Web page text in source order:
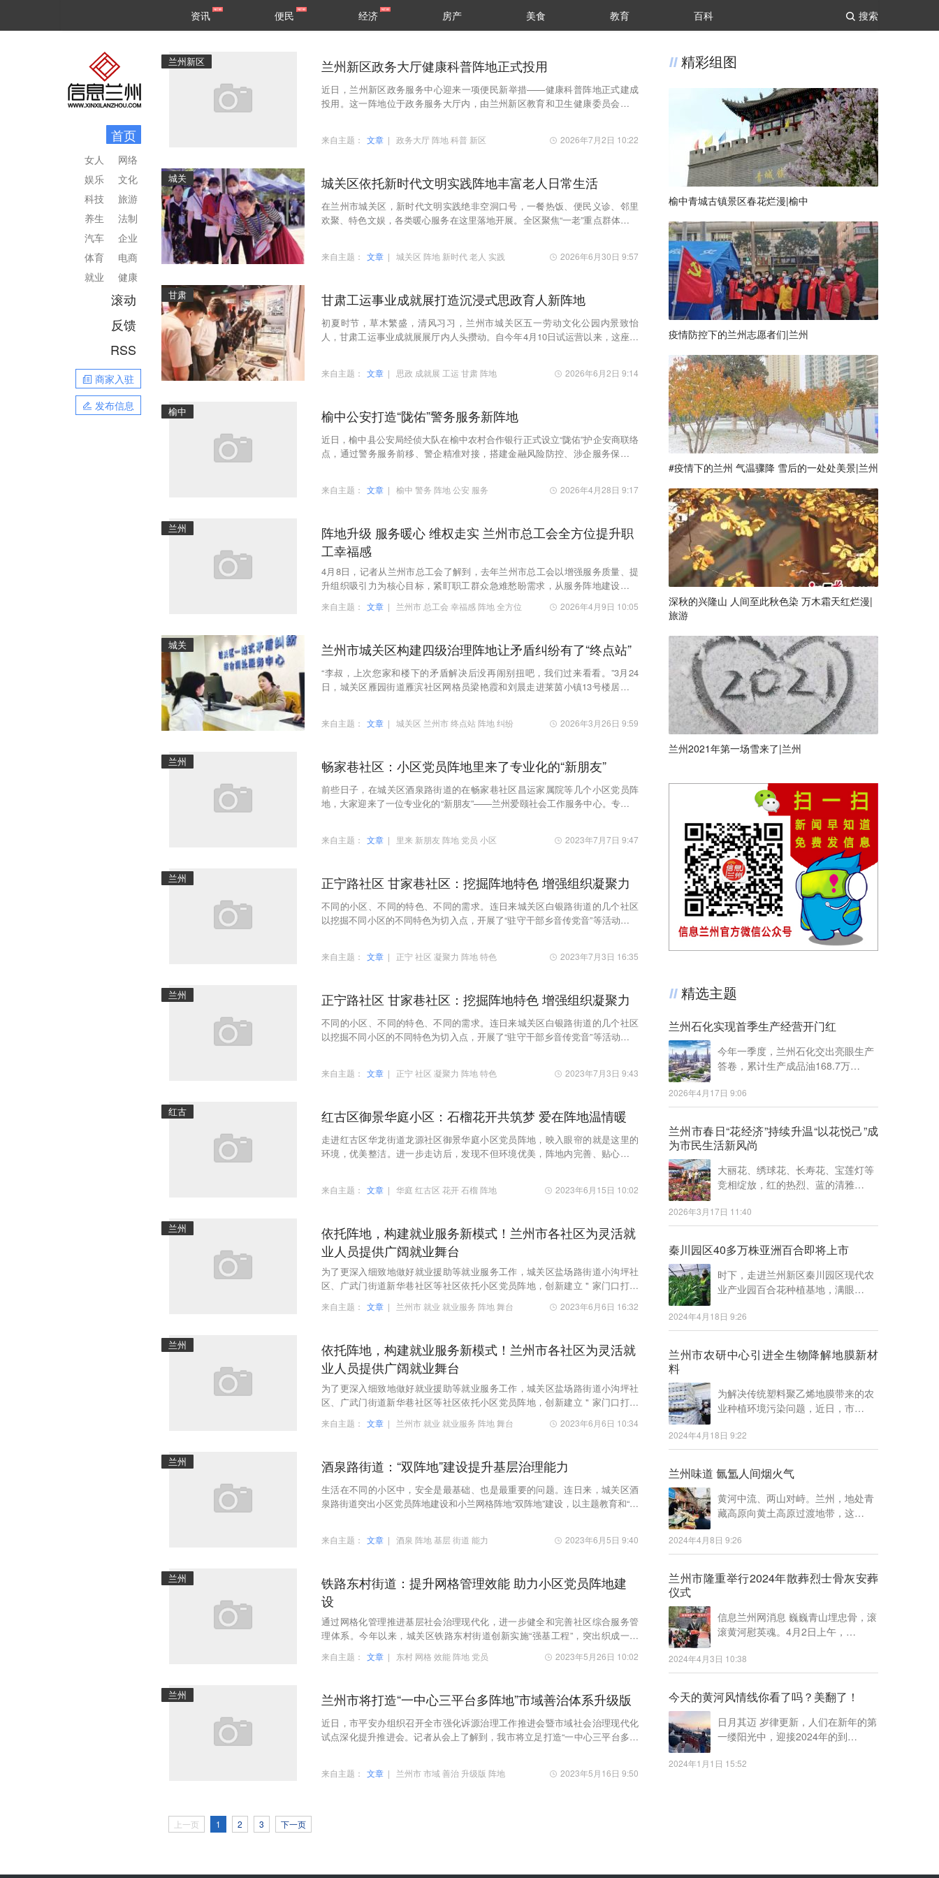
搜索
区县
资讯 便民 经济 房产 美食 教育 百科
首页
网络
文化
旅游
法制
企业
电商
健康
女人
娱乐
科技
养生
汽车
体育
就业
滚动
反馈
RSS
商家入驻
发布信息
兰州新区 兰州新区政务大厅健康科普阵地正式投用
近日，兰州新区政务服务中心迎来一项便民新举措——健康科普阵地正式建成
投用。这一阵地位于政务服务大厅内，由兰州新区教育和卫生健康委员会（疾
来自主题： 文章 | 政务大厅 阵地科普 新区 2026年7月2日 10:22
城关 城关区依托新时代文明实践阵地丰富老人日常生活
在兰州市城关区，新时代文明实践绝非空洞口号，一餐热饭、便民义诊、邻里
欢聚、特色文娱，各类暖心服务在这里落地开展。全区聚焦“一老”重点群体，摒
来自主题： 文章 | 城关区 阵地 新时代 老人 实践 2026年6月30日 9:57
甘肃 甘肃工运事业成就展打造沉浸式思政育人新阵地
初夏时节，草木繁盛，清风习习，兰州市城关区五一劳动文化公园内景致怡
人，甘肃工运事业成就展展厅内人头攒动。自今年4月10日试运营以来，这座承
来自主题： 文章 | 思政 成就展 工运 甘肃 阵地 2026年6月2日 9:14
榆中 榆中公安打造“陇佑”警务服务新阵地
近日，榆中县公安局经侦大队在榆中农村合作银行正式设立“陇佑”护企安商联络
点，通过警务服务前移、警企精准对接，搭建金融风险防控、涉企服务保障的
来自主题： 文章 | 榆中 警务 阵地公安 服务 2026年4月28日 9:17
兰州
阵地升级 服务暖心 维权走实 兰州市总工会全方位提升职
工幸福感
4月8日，记者从兰州市总工会了解到，去年兰州市总工会以增强服务质量、提
升组织吸引力为核心目标，紧盯职工群众急难愁盼需求，从服务阵地建设、普
来自主题： 文章 | 兰州市 总工会 幸福感 阵地全方位 2026年4月9日 10:05
城关 兰州市城关区构建四级治理阵地让矛盾纠纷有了“终点站”
“李叔，上次您家和楼下的矛盾解决后没再闹别扭吧，我们过来看看。”3月24
日，城关区雁园街道雁滨社区网格员梁艳霞和刘晨走进莱茵小镇13号楼居民李
来自主题： 文章 | 城关区 兰州市终点站 阵地纠纷 2026年3月26日 9:59
兰州 畅家巷社区：小区党员阵地里来了专业化的“新朋友”
前些日子，在城关区酒泉路街道的在畅家巷社区昌运家属院等几个小区党员阵
地，大家迎来了一位专业化的“新朋友”——兰州爱颐社会工作服务中心。专业化
来自主题： 文章 | 里来 新朋友 阵地 党员 小区 2023年7月7日 9:47
兰州 正宁路社区 甘家巷社区：挖掘阵地特色 增强组织凝聚力
不同的小区、不同的特色、不同的需求。连日来城关区白银路街道的几个社区
以挖掘不同小区的不同特色为切入点，开展了“驻守干部乡音传党音”等活动，让
来自主题： 文章 | 正宁社区 凝聚力 阵地特色 2023年7月3日 16:35
兰州 正宁路社区 甘家巷社区：挖掘阵地特色 增强组织凝聚力
不同的小区、不同的特色、不同的需求。连日来城关区白银路街道的几个社区
以挖掘不同小区的不同特色为切入点，开展了“驻守干部乡音传党音”等活动，让
来自主题： 文章 | 正宁社区 凝聚力 阵地特色 2023年7月3日 9:43
红古 红古区御景华庭小区：石榴花开共筑梦 爱在阵地温情暖
走进红古区华龙街道龙源社区御景华庭小区党员阵地，映入眼帘的就是这里的
环境，优美整洁。进一步走访后，发现不但环境优美，阵地内完善、贴心、细
来自主题： 文章 | 华庭 红古区 花开石榴 阵地 2023年6月15日 10:02
兰州
依托阵地，构建就业服务新模式！兰州市各社区为灵活就
业人员提供广阔就业舞台
为了更深入细致地做好就业援助等就业服务工作，城关区盐场路街道小沟坪社
区、广武门街道新华巷社区等社区依托小区党员阵地，创新建立 " 家门口打工
来自主题： 文章 | 兰州市 就业 就业服务 阵地舞台 2023年6月6日 16:32
兰州
依托阵地，构建就业服务新模式！兰州市各社区为灵活就
业人员提供广阔就业舞台
为了更深入细致地做好就业援助等就业服务工作，城关区盐场路街道小沟坪社
区、广武门街道新华巷社区等社区依托小区党员阵地，创新建立 " 家门口打工
来自主题： 文章 | 兰州市 就业 就业服务 阵地舞台 2023年6月6日 10:34
兰州 酒泉路街道：“双阵地”建设提升基层治理能力
生活在不同的小区中，安全是最基础、也是最重要的问题。连日来，城关区酒
泉路街道突出小区党员阵地建设和小兰网格阵地“双阵地”建设，以主题教育和“三
来自主题： 文章 | 酒泉 阵地 基层 街道 能力 2023年6月5日 9:40
兰州
铁路东村街道：提升网格管理效能 助力小区党员阵地建
设
通过网格化管理推进基层社会治理现代化，进一步健全和完善社区综合服务管
理体系。今年以来，城关区铁路东村街道创新实施“强基工程”，突出织成一张
来自主题： 文章 | 东村 网格 效能 阵地 党员 2023年5月26日 10:02
兰州 兰州市将打造“一中心三平台多阵地”市域善治体系升级版
近日，市平安办组织召开全市强化诉源治理工作推进会暨市域社会治理现代化
试点深化提升推进会。记者从会上了解到，我市将立足打造“一中心三平台多阵
来自主题： 文章 | 兰州市市域 善治 升级版 阵地 2023年5月16日 9:50
上一页 1 2 3 下一页
精彩组图
榆中青城古镇景区春花烂漫|榆中
疫情防控下的兰州志愿者们|兰州
#疫情下的兰州 气温骤降 雪后的一处处美景|兰州
深秋的兴隆山 人间至此秋色染 万木霜天红烂漫|
旅游
兰州2021年第一场雪来了|兰州
精选主题
兰州石化实现首季生产经营开门红
今年一季度，兰州石化交出亮眼生产
答卷，累计生产成品油168.7万…
2026年4月17日 9:06
兰州市春日“花经济”持续升温“以花悦己”成
为市民生活新风尚
大丽花、绣球花、长寿花、宝莲灯等
竞相绽放，红的热烈、蓝的清雅…
2026年3月17日 11:40
秦川园区40多万株亚洲百合即将上市
时下，走进兰州新区秦川园区现代农
业产业园百合花种植基地，满眼…
2024年4月18日 9:26
兰州市农研中心引进全生物降解地膜新材
料
为解决传统塑料聚乙烯地膜带来的农
业种植环境污染问题，近日，市…
2024年4月18日 9:22
兰州味道 氤氲人间烟火气
黄河中流、两山对峙。兰州，地处青
藏高原向黄土高原过渡地带，这…
2024年4月8日 9:26
兰州市隆重举行2024年散葬烈士骨灰安葬
仪式
信息兰州网消息 巍巍青山埋忠骨，滚
滚黄河慰英魂。4月2日上午，…
2024年4月3日 10:38
今天的黄河风情线你看了吗？美翻了！
日月其迈 岁律更新，人们在新年的第
一缕阳光中，迎接2024年的到…
2024年1月1日 15:52